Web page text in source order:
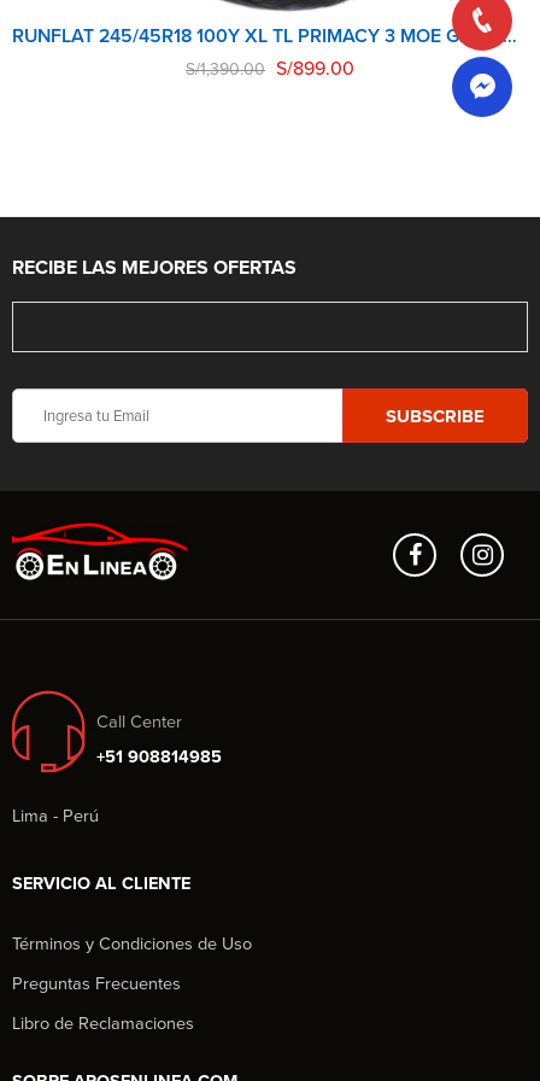
RUNFLAT 245/45R18 100Y XL TL PRIMACY 3 MOE GRNX MICHELIN
S/1,390.00 S/899.00
RECIBE LAS MEJORES OFERTAS
Call Center
+51 908814985
Lima - Perú
SERVICIO AL CLIENTE
Términos y Condiciones de Uso
Preguntas Frecuentes
Libro de Reclamaciones